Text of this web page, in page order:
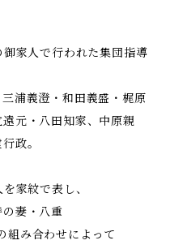
家人で行われた集団指導
浦義澄・和田義盛・梶原
元・八田知家、中原親
政。
家紋で表し、
妻・八重
合わせによって